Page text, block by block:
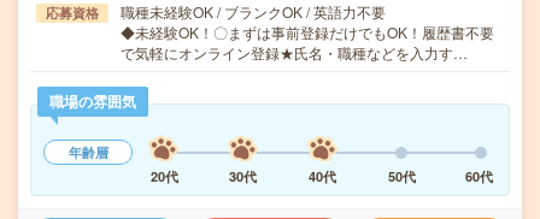
応募資格
職種未経験OK / ブランクOK / 英語力不要
◆未経験OK！〇まずは事前登録だけでもOK！履歴書不要
で気軽にオンライン登録★氏名・職種などを入力す…
職場の雰囲気
年齢層
20代
30代 40代 50代 60代